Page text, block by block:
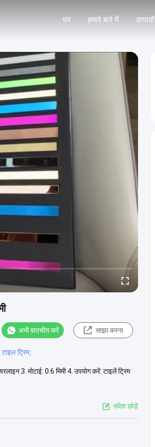
घर हमारे बारे में उत्पादों
अभी बातचीत करें साझा करना
ट्रिम;
3. मोटाई: 0.6 मिमी 4. उपयोग करें: टाइलें ट्रिम
संदेश छोड़ें